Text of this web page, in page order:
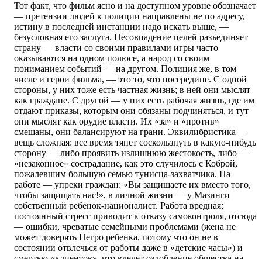
Тот факт, что фильм ясно и на доступном уровне обозначает
— претензии людей к полиции направлены не по адресу,
истину в последней инстанции надо искать выше, —
безусловная его заслуга. Несовпадение целей разъединяет
страну — власти со своими правилами игры часто
оказываются на одном полюсе, а народ со своим
пониманием событий — на другом. Полиция же, в том
числе и герои фильма, — это то, что посередине. С одной
стороны, у них тоже есть частная жизнь; в ней они мыслят
как граждане. С другой — у них есть рабочая жизнь, где им
отдают приказы, которым они обязаны подчиняться, и тут
они мыслят как орудие власти. Их «за» и «против»
смешаны, они балансируют на грани. Эквилибристика —
вещь сложная: все время тянет соскользнуть в какую-нибудь
сторону — либо проявить излишнюю жестокость, либо —
«незаконное» сострадание, как это случилось с Коброй,
пожалевшим большую семью тунисца-захватчика. На
работе — упреки граждан: «Вы защищаете их вместо того,
чтобы защищать нас!», в личной жизни — у Мазинги
собственный ребенок-националист. Работа вредная;
постоянный стресс приводит к отказу самоконтроля, отсюда
— ошибки, чреватые семейными проблемами (жена не
может доверять Негро ребенка, потому что он не в
состоянии отвлечься от работы даже в «детские часы») и